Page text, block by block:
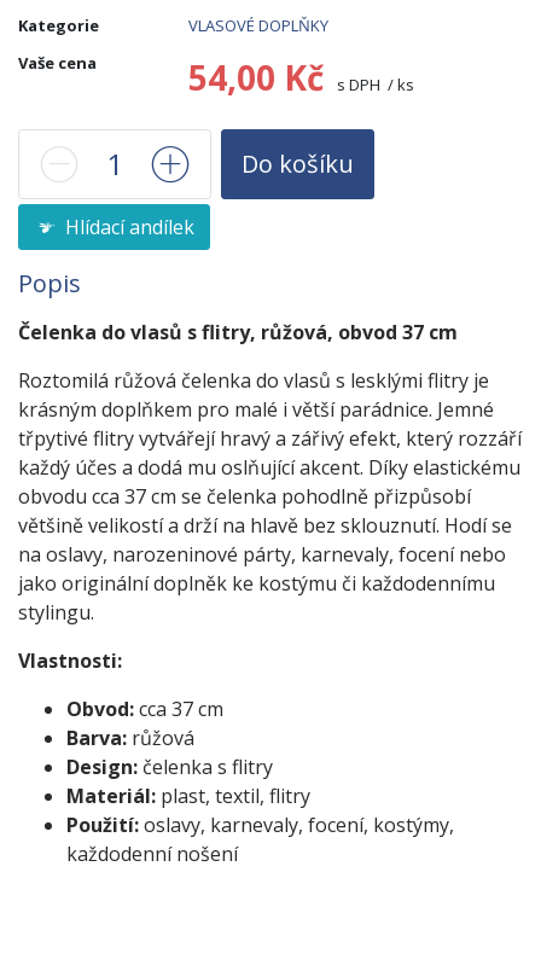
Kategorie
VLASOVÉ DOPLŇKY
Vaše cena
54,00 Kč s DPH / ks
Do košíku
Hlídací andílek
Popis
Čelenka do vlasů s flitry, růžová, obvod 37 cm
Roztomilá růžová čelenka do vlasů s lesklými flitry je
krásným doplňkem pro malé i větší parádnice. Jemné
třpytivé flitry vytvářejí hravý a zářivý efekt, který rozzáří
každý účes a dodá mu oslňující akcent. Díky elastickému
obvodu cca 37 cm se čelenka pohodlně přizpůsobí
většině velikostí a drží na hlavě bez sklouznutí. Hodí se
na oslavy, narozeninové párty, karnevaly, focení nebo
jako originální doplněk ke kostýmu či každodennímu
stylingu.
Vlastnosti:
Obvod:cca 37 cm
Barva: růžová
Design: čelenka s flitry
Materiál: plast, textil, flitry
Použití:oslavy, karnevaly, focení, kostýmy,
každodenní nošení